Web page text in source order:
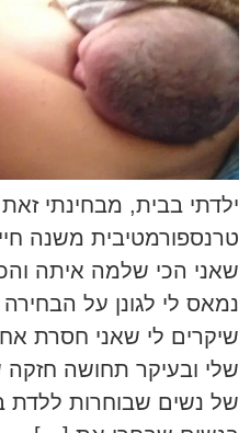
ילדתי בבית, מבחינתי זאת
טרנספורמטיבית משנה
שאני הכי שלמה איתה
נמאס לי לגונן על
שיקרים לי שאני חסרת
שלי ובעיקר תחושה חזקה
של נשים שבוחרות ללדת